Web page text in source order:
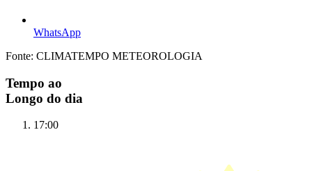
WhatsApp
Fonte: CLIMATEMPO METEOROLOGIA
Tempo ao
Longo do dia
17:00